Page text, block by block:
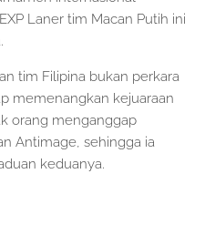
Laner tim Macan Putih ini
tim Filipina bukan perkara
memenangkan kejuaraan
orang menganggap
Antimage, sehingga ia
keduanya.